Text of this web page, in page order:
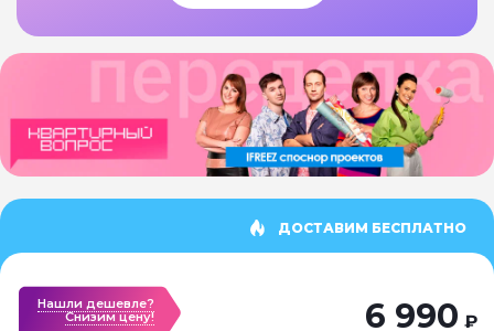
ДОСТАВИМ БЕСПЛАТНО
Нашли дешевле?
Cнизим цену!
6 990 ₽